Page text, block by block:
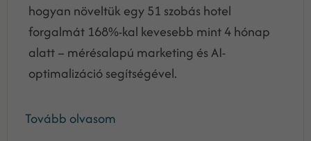
hogyan növeltük egy 51 szobás hotel
forgalmát 168%-kal kevesebb mint 4 hónap
alatt – mérésalapú marketing és AI-
optimalizáció segítségével.
Tovább olvasom